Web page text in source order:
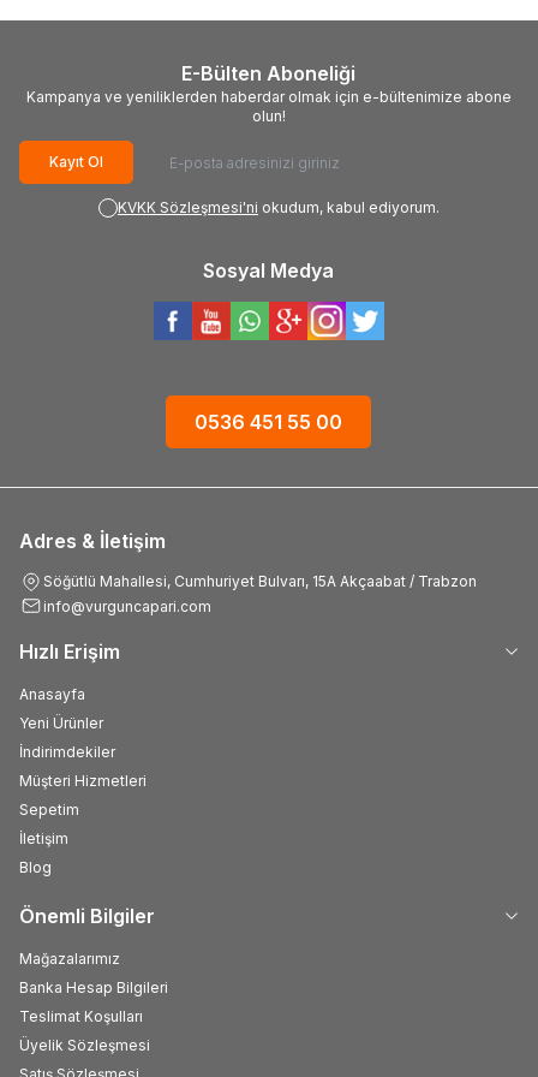
E-Bülten Aboneliği
Kampanya ve yeniliklerden haberdar olmak için e-bültenimize abone
olun!
Kayıt Ol
KVKK Sözleşmesi'ni okudum, kabul ediyorum.
Sosyal Medya
0536 451 55 00
Adres & İletişim
Söğütlü Mahallesi, Cumhuriyet Bulvarı, 15A Akçaabat / Trabzon
info@vurguncapari.com
Hızlı Erişim
Anasayfa
Yeni Ürünler
İndirimdekiler
Müşteri Hizmetleri
Sepetim
İletişim
Blog
Önemli Bilgiler
Mağazalarımız
Banka Hesap Bilgileri
Teslimat Koşulları
Üyelik Sözleşmesi